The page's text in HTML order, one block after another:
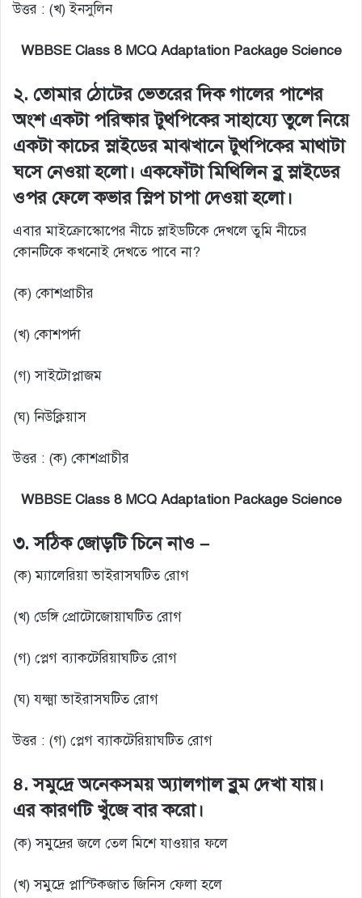
উত্তর : (খ) ইনসুলিন
WBBSE Class 8 MCQ Adaptation Package Science
২. তোমার ঠোটের ভেতরের দিক গালের পাশের
অংশ একটা পরিষ্কার টুথপিকের সাহায্যে তুলে নিয়ে
একটা কাচের স্লাইডের মাঝখানে টুথপিকের মাথাটা
ঘসে নেওয়া হলো। একফোঁটা মিথিলিন ব্লু স্লাইডের
ওপর ফেলে কভার স্লিপ চাপা দেওয়া হলো।
এবার মাইক্রোস্কোপের নীচে স্লাইডটিকে দেখলে তুমি নীচের
কোনটিকে কখনোই দেখতে পাবে না?
(ক) কোশপ্রাচীর
(খ) কোশপর্দা
(গ) সাইটোপ্লাজম
(ঘ) নিউক্লিয়াস
উত্তর : (ক) কোশপ্রাচীর
WBBSE Class 8 MCQ Adaptation Package Science
৩. সঠিক জোড়টি চিনে নাও –
(ক) ম্যালেরিয়া ভাইরাসঘটিত রোগ
(খ) ডেঙ্গি প্রোটোজোয়াঘটিত রোগ
(গ) প্লেগ ব্যাকটেরিয়াঘটিত রোগ
(ঘ) যক্ষ্মা ভাইরাসঘটিত রোগ
উত্তর : (গ) প্লেগ ব্যাকটেরিয়াঘটিত রোগ
৪. সমুদ্রে অনেকসময় অ্যালগাল ব্লুম দেখা যায়।
এর কারণটি খুঁজে বার করো।
(ক) সমুদ্রের জলে তেল মিশে যাওয়ার ফলে
(খ) সমুদ্রে প্লাস্টিকজাত জিনিস ফেলা হলে